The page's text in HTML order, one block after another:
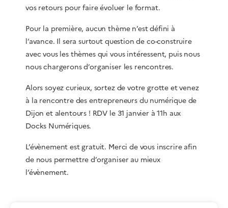
vos retours pour faire évoluer le format.
Pour la première, aucun thème n’est défini à
l’avance. Il sera surtout question de co-construire
avec vous les thèmes qui vous intéressent, puis nous
nous chargerons d’organiser les rencontres.
Alors soyez curieux, sortez de votre grotte et venez
à la rencontre des entrepreneurs du numérique de
Dijon et alentours ! RDV le 31 janvier à 11h aux
Docks Numériques.
L’évènement est gratuit. Merci de vous inscrire afin
de nous permettre d’organiser au mieux
l’évènement.